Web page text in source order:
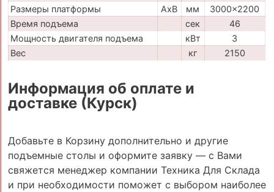
Размеры платформы
AxB мм
3000x2200
Время подъема
сек
46
Мощность двигателя подъема
кВт
3
Вес
кг 2150
Информация об оплате и
доставке (Курск)
Добавьте в Корзину дополнительно и другие
подъемные столы и оформите заявку — с Вами
свяжется менеджер компании Техника Для Склада
и при необходимости поможет с выбором наиболее